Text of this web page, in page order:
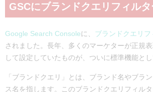
GSCにブランドクエリフィル
Google Search Consoleに、 ブランドクエリフ
されました。長年、多くのマーケターが正規
して設定していたものが、ついに標準機能とし
「ブランドクエリ」とは、ブランド名やブラ
ス名を指します。このブランドクエリフィルタ